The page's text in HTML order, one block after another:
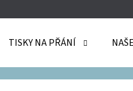
TISKY NA PŘÁNÍ
CO